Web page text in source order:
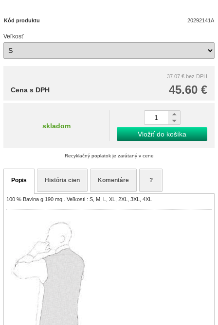
Kód produktu 20292141A
Veľkosť
37.07 € bez DPH
45.60 €
Cena s DPH
skladom
Vložiť do košíka
Recyklačný poplatok je zarátaný v cene
Popis História cien Komentáre ?
100 % Bavlna g 190 mq . Veľkosti : S, M, L, XL, 2XL, 3XL, 4XL